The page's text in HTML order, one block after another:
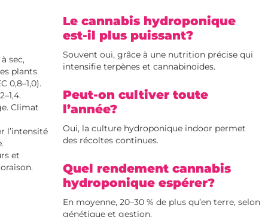
sec,
plants
0,8–1,0).
Climat
l’intensité
et
Le cannabis hydroponique
est-il plus puissant?
Souvent oui, grâce à une nutrition précise qui
intensifie terpènes et cannabinoïdes.
Peut-on cultiver toute
l’année?
Oui, la culture hydroponique indoor permet
des récoltes continues.
Quel rendement cannabis
hydroponique espérer?
En moyenne, 20–30 % de plus qu’en terre, selon
génétique et gestion.